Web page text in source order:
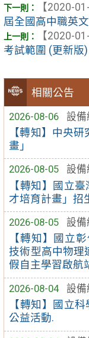
相關公告
2026-08-06
設備
【轉知】中央
畫」
2026-08-05
設備
【轉知】國立
才培育計畫」招
2026-08-05
設備
【轉知】國立
技術型高中物理
假自主學習啟航
2026-08-04
設備
【轉知】國立
公益活動.
【2020-
屆全國高中職英
【2020-
考試範圍 (更新版)